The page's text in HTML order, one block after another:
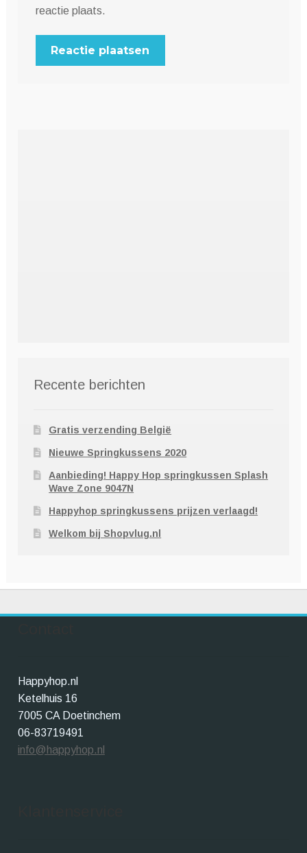
reactie plaats.
Recente berichten
Gratis verzending België
Nieuwe Springkussens 2020
Aanbieding! Happy Hop springkussen Splash
Wave Zone 9047N
Happyhop springkussens prijzen verlaagd!
Welkom bij Shopvlug.nl
Happyhop.nl
Ketelhuis 16
7005 CA Doetinchem
06-83719491
info@happyhop.nl